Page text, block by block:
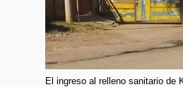
El ingreso al relleno sanitario de